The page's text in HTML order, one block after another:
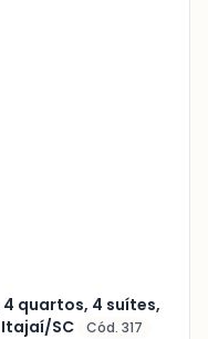
quartos, 4 suítes,
SC
Cód. 317